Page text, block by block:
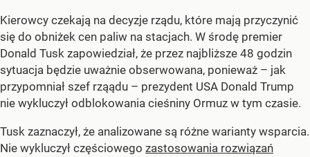
Kierowcy czekają na decyzje rządu, które mają przyczynić
się do obniżek cen paliw na stacjach. W środę premier
Donald Tusk zapowiedział, że przez najbliższe 48 godzin
sytuacja będzie uważnie obserwowana, ponieważ – jak
przypomniał szef rząądu – prezydent USA Donald Trump
nie wykluczył odblokowania cieśniny Ormuz w tym czasie.
Tusk zaznaczył, że analizowane są różne warianty wsparcia.
Nie wykluczył częściowego zastosowania rozwiązań